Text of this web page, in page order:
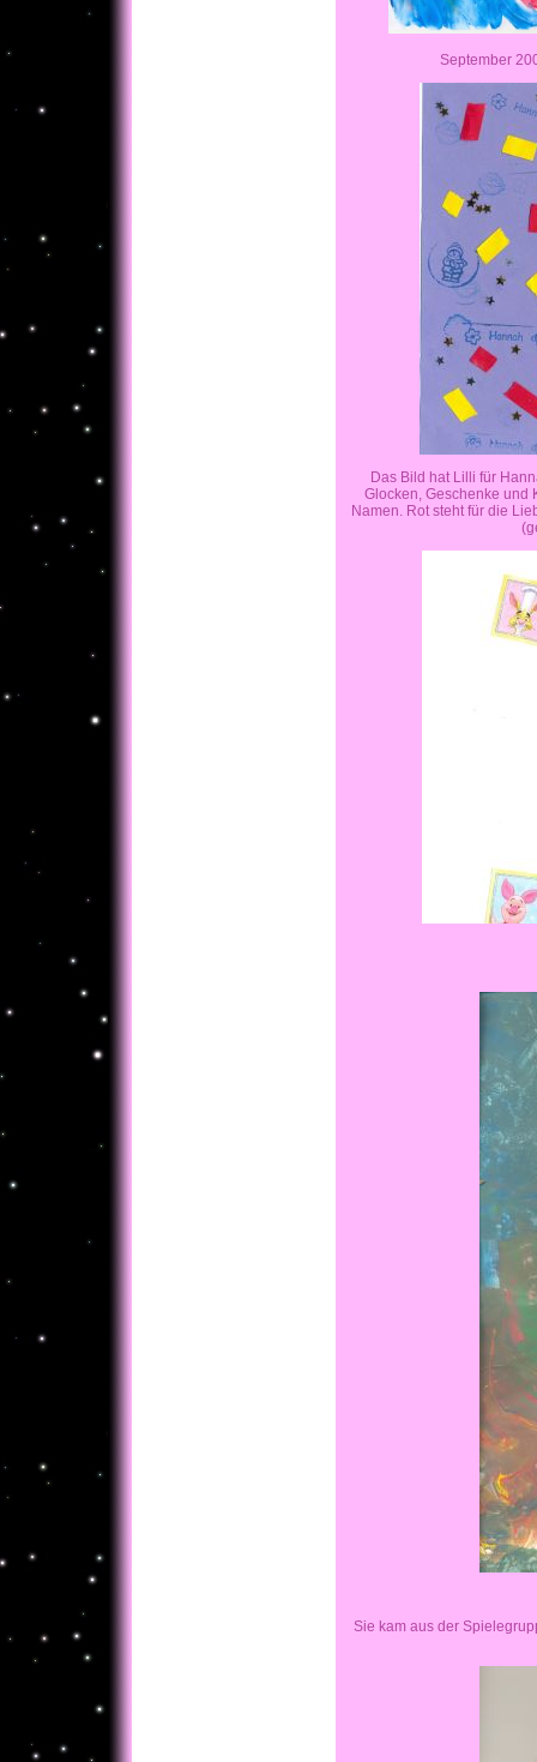
September
Das Bild hat Lilli für
Glocken, Geschenke und
Namen. Rot steht für die
Sie kam aus der